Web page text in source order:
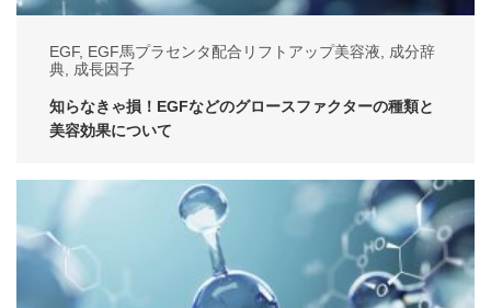
EGF, EGF馬プラセンタ配合リフトアップ美容液
成分辞
典 成長因子
知らなきゃ損！EGFなどのグロースファクターの種類と
美容効果について